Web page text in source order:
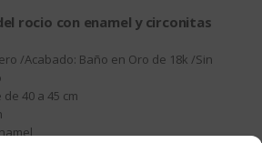
rocio con enamel y circonitas
/Acabado: Baño en Oro de 18k /Sin
40 a 45 cm